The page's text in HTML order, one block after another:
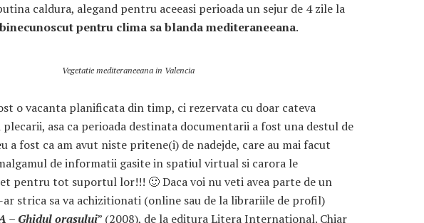
caldura, alegand pentru aceeasi perioada un sejur de 4 zile la
pentru clima sa blanda mediteraneeana.
Vegetatie mediteraneeana in Valencia
o vacanta planificata din timp, ci rezervata cu doar cateva
asa ca perioada destinata documentarii a fost una destul de
a fost ca am avut niste pritene(i) de nadejde, care au mai facut
de informatii gasite in spatiul virtual si carora le
pentru tot suportul lor!!! 🙂 Daca voi nu veti avea parte de un
ar strica sa va achizitionati (online sau de la librariile de profil)
– Ghidul orasului” (2008), de la editura Litera International. Chiar
ARTICOLE RECENTE
„Let’s Talk About
Menopause” – dincolo de a
fi un subiect tabu
2 APRILIE 2024
Un weekend in La Spezia si
Cinque Terre